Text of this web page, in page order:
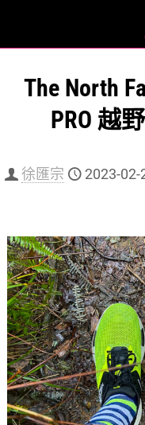
The North
PRO 越
徐匯宗 2023-02-